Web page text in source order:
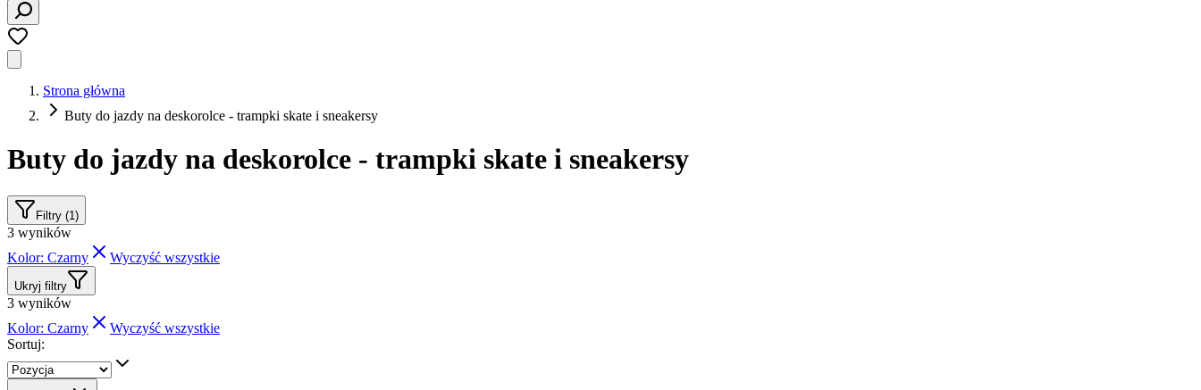
Strona główna
Buty do jazdy na deskorolce - trampki skate i sneakersy
Buty do jazdy na deskorolce - trampki skate i sneakersy
Filtry (1)
3 wyników
Kolor: Czarny
Wyczyść wszystkie
Ukryj filtry
3 wyników
Kolor: Czarny
Wyczyść wszystkie
Sortuj: